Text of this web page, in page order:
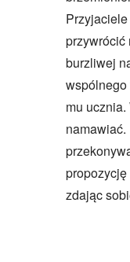
przywrócić
burzliwej
mu ucznia.
zdając